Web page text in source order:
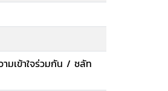
มเข้าใจร่วมกัน / ชลัท